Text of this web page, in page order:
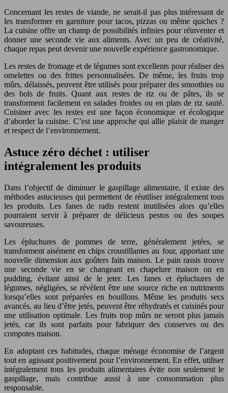
Concernant les restes de viande, ne serait-il pas plus intéressant de
les transformer en garniture pour tacos, pizzas ou même quiches ?
La cuisine offre un champ de possibilités infinies pour réinventer et
donner une seconde vie aux aliments. Avec un peu de créativité,
chaque repas peut devenir une nouvelle expérience gastronomique.
Les restes de fromage et de légumes sont excellents pour réaliser des
omelettes ou des frittes personnalisées. De même, les fruits trop
mûrs, délaissés, peuvent être utilisés pour préparer des smoothies ou
des bols de fruits. Quant aux restes de riz ou de pâtes, ils se
transforment facilement en salades froides ou en plats de riz sauté.
Cuisiner avec les restes est une façon économique et écologique
d’aborder la cuisine. C’est une approche qui allie plaisir de manger
et respect de l’environnement.
Astuce zéro déchet : utiliser
intégralement les produits
Dans l’objectif de diminuer le gaspillage alimentaire, il existe des
méthodes astucieuses qui permettent de réutiliser intégralement tous
les produits. Les fanes de radis restent inutilisées alors qu’elles
pourraient servir à préparer de délicieux pestos ou des soupes
savoureuses.
Les épluchures de pommes de terre, généralement jetées, se
transforment aisément en chips croustillantes au four, apportant une
nouvelle dimension aux goûters faits maison. Le pain rassis trouve
une seconde vie en se changeant en chapelure maison ou en
pudding, évitant ainsi de le jeter. Les fanes et épluchures de
légumes, négligées, se révèlent être une source riche en nutriments
lorsqu’elles sont préparées en bouillons. Même les produits secs
avancés, au lieu d’être jetés, peuvent être réhydratés et cuisinés pour
une utilisation optimale. Les fruits trop mûrs ne seront plus jamais
jetés, car ils sont parfaits pour fabriquer des conserves ou des
compotes maison.
En adoptant ces habitudes, chaque ménage économise de l’argent
tout en agissant positivement pour l’environnement. En effet, utiliser
intégralement tous les produits alimentaires évite non seulement le
gaspillage, mais contribue aussi à une consommation plus
responsable.